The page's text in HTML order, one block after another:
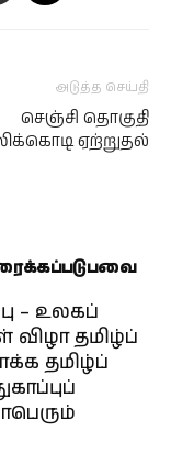
அடுத்த செய்தி
செஞ்சி தொகுதி
ஏற்றுதல்
– உலகப்
விழா தமிழ்ப்
தமிழ்ப்